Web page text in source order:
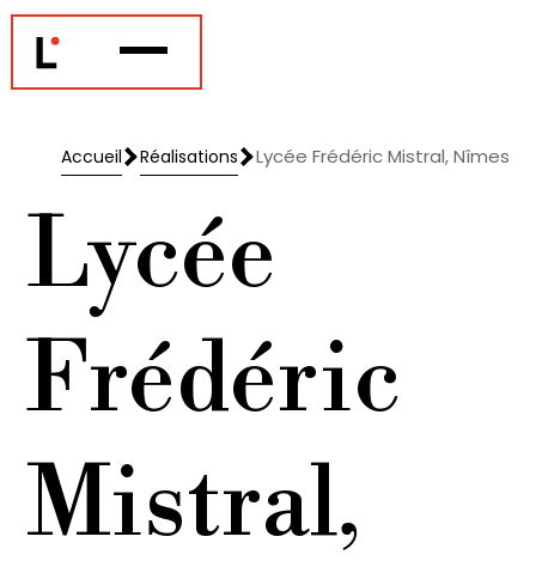
Accueil
Accueil
Réalisations
Réalisations
Lycée Frédéric Mistral, Nîmes
Lycée
Frédéric
Mistral,